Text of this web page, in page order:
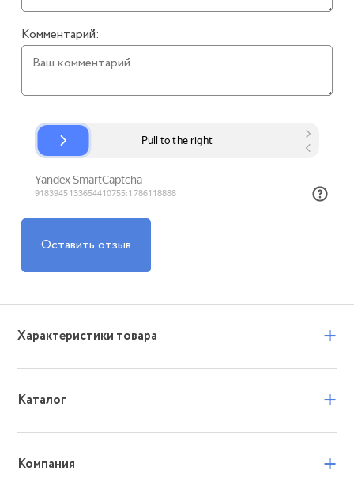
Комментарий:
Оставить отзыв
Характеристики товара +
Каталог +
Компания +